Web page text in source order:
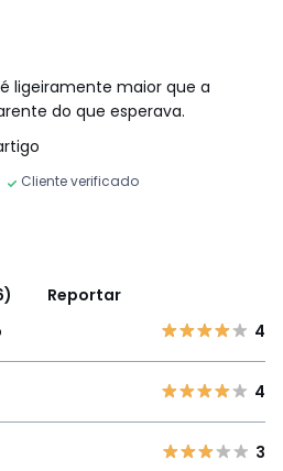
ligeiramente maior que a
do que esperava.
Cliente verificado
Reportar
4
4
3